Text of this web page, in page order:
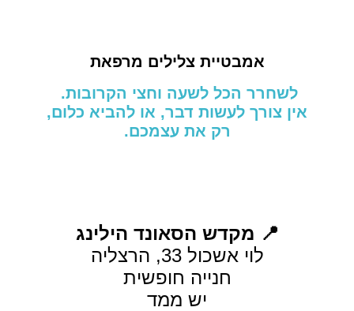
אמבטיית צלילים מרפאת
לשחרר הכל לשעה וחצי הקרובות.
אין צורך לעשות דבר, או להביא כלום,
רק את עצמכם.
📍 מקדש הסאונד הילינג
לוי אשכול 33, הרצליה
חנייה חופשית
יש ממד